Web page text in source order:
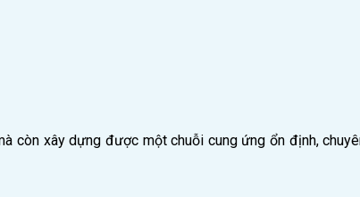
xây dựng được một chuỗi cung ứng ổn định,